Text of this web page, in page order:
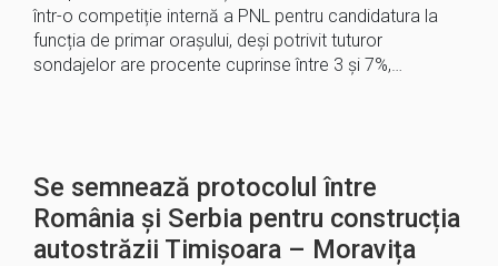
într-o competiție internă a PNL pentru candidatura la
funcția de primar orașului, deși potrivit tuturor
sondajelor are procente cuprinse între 3 și 7%,…
Se semnează protocolul între
România și Serbia pentru construcția
autostrăzii Timișoara – Moravița